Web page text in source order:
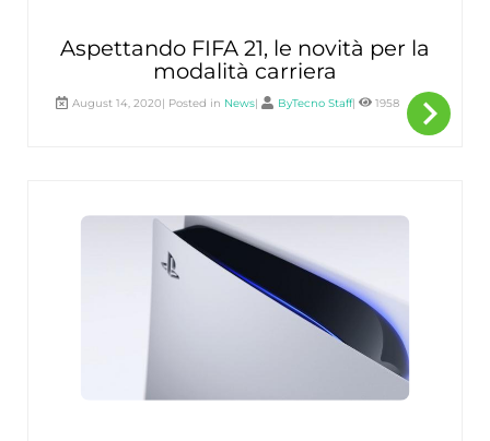
Aspettando FIFA 21, le novità per la
modalità carriera
August 14, 2020| Posted in News| ByTecno Staff| 1958 navigate_next